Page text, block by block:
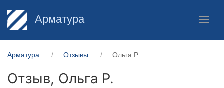
Арматура
Арматура Отзывы Ольга Р.
Отзыв, Ольга Р.